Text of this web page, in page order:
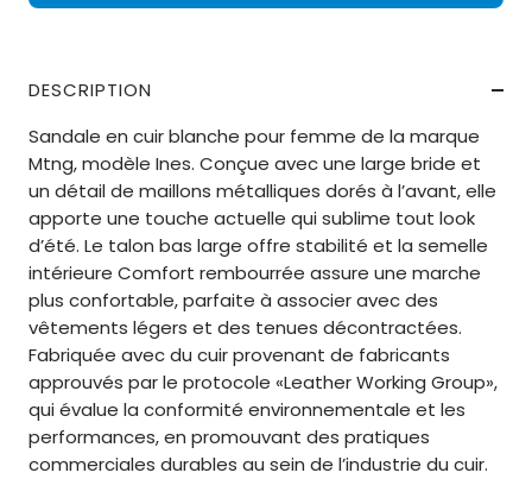
DESCRIPTION
Sandale en cuir blanche pour femme de la marque
Mtng, modèle Ines. Conçue avec une large bride et
un détail de maillons métalliques dorés à l’avant, elle
apporte une touche actuelle qui sublime tout look
d’été. Le talon bas large offre stabilité et la semelle
intérieure Comfort rembourrée assure une marche
plus confortable, parfaite à associer avec des
vêtements légers et des tenues décontractées.
Fabriquée avec du cuir provenant de fabricants
approuvés par le protocole «Leather Working Group»,
qui évalue la conformité environnementale et les
performances, en promouvant des pratiques
commerciales durables au sein de l’industrie du cuir.